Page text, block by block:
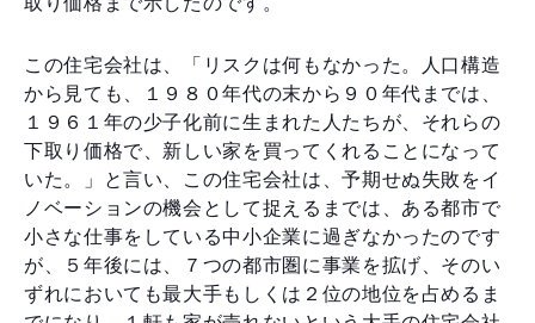
この住宅会社は、「リスクは何もなかった。人口構造
から見ても、１９８０年代の末から９０年代までは、
１９６１年の少子化前に生まれた人たちが、それらの
下取り価格で、新しい家を買ってくれることになって
いた。」と言い、この住宅会社は、予期せぬ失敗をイ
ノベーションの機会として捉えるまでは、ある都市で
小さな仕事をしている中小企業に過ぎなかったのです
が、５年後には、７つの都市圏に事業を拡げ、そのい
ずれにおいても最大手もしくは２位の地位を占めるま